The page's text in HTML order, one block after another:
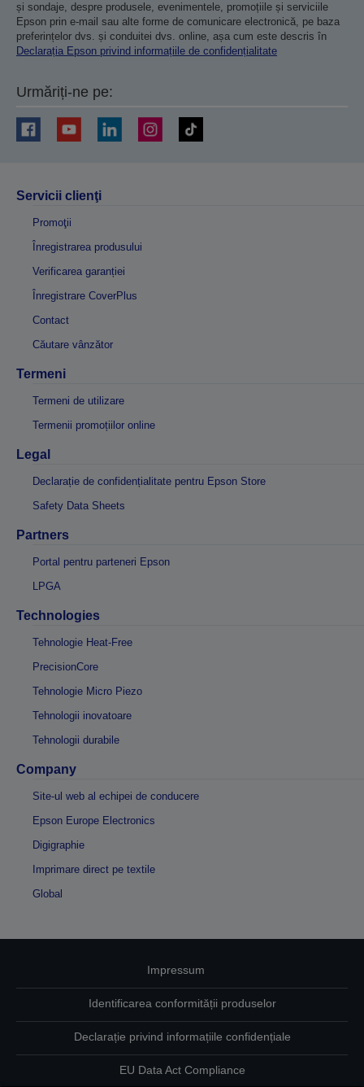
și sondaje, despre produsele, evenimentele, promoțiile și serviciile
Epson prin e-mail sau alte forme de comunicare electronică, pe baza
preferințelor dvs. și conduitei dvs. online, așa cum este descris în
Declarația Epson privind informațiile de confidențialitate
Urmăriți-ne pe:
Servicii clienţi
Promoţii
Înregistrarea produsului
Verificarea garanției
Înregistrare CoverPlus
Contact
Căutare vânzător
Termeni
Termeni de utilizare
Termenii promoțiilor online
Legal
Declarație de confidențialitate pentru Epson Store
Safety Data Sheets
Partners
Portal pentru parteneri Epson
LPGA
Technologies
Tehnologie Heat-Free
PrecisionCore
Tehnologie Micro Piezo
Tehnologii inovatoare
Tehnologii durabile
Company
Site-ul web al echipei de conducere
Epson Europe Electronics
Digigraphie
Imprimare direct pe textile
Global
Impressum
Identificarea conformității produselor
Declarație privind informațiile confidențiale
EU Data Act Compliance